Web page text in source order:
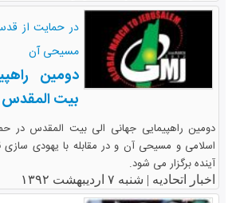
در حمایت از
مسیحی آن
دومین
بیت المقدس
دومین راهپیمایی جهانی الی بیت المقدس
اسلامی و مسیحی آن و در مقابله با یهودی
آینده برگزار می شود.
اخبار اتحادیه | شنبه ۷ اردیبهشت ۱۳۹۲